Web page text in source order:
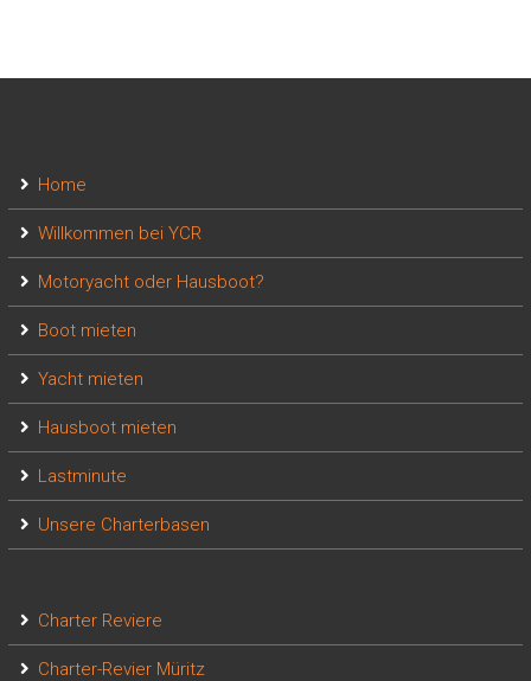
Home
Willkommen bei YCR
Motoryacht oder Hausboot?
Boot mieten
Yacht mieten
Hausboot mieten
Lastminute
Unsere Charterbasen
Charter Reviere
Charter-Revier Müritz